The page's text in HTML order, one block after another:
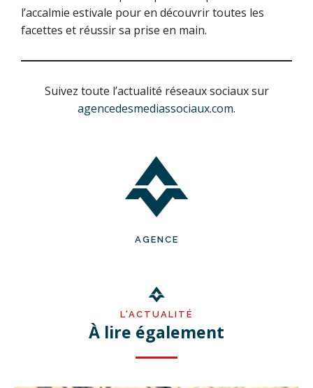
AGENCE
l’accalmie estivale pour en découvrir toutes les
facettes et réussir sa prise en main.
Suivez toute l’actualité réseaux sociaux sur
agencedesmediassociaux.com.
L'ACTUALITÉ
À lire également